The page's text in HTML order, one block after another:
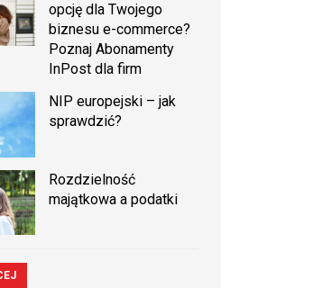
opcję dla Twojego
biznesu e-commerce?
Poznaj Abonamenty
InPost dla firm
NIP europejski – jak
sprawdzić?
Rozdzielność
majątkowa a podatki